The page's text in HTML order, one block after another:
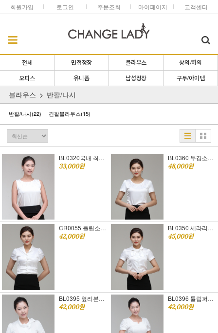
회원가입 로그인 주문조회 마이페이지 고객센터
전체 면접정장 블라우스 상의/하의
오피스 유니폼 남성정장 구두/아이템
블라우스 반팔/나시
반팔/나시(22) 긴팔블라우스(15)
BL0320국내 최저가~
33,000원
BL0360 두겹소매 반팔블라우스 [승무원면접복장추천]
48,000원
CR0055 튤립소매 반팔블라우스 [승무원면접복장추천]
42,000원
BL0350 세라리본 반팔블라우스 [승무원면접복장추천][리본탈부착가능]
45,000원
BL0395 옆리본포인트 반팔블라우스 [승무원면접복장추천]
42,000원
BL0396 튤립퍼프 반팔블라우스 [승무원면접복장추천]
42,000원